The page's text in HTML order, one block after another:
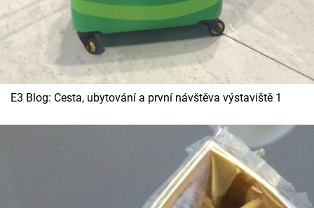
Cool Esport
Pořady
TV Program
E3 Blog: Cesta, ubytování a první návštěva výstaviště 1